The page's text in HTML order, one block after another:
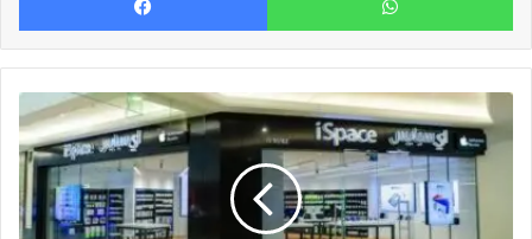
ഖത്തറിൽ
മൂന്നാമത്തെ
ആപ്പിൾ
റീസെല്ലർ
സ്റ്റോർ
തുറന്ന്